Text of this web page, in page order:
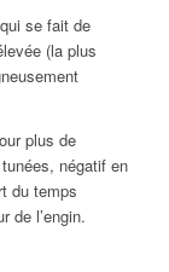
se fait de
(la plus
plus de
négatif en
du temps
de l’engin.